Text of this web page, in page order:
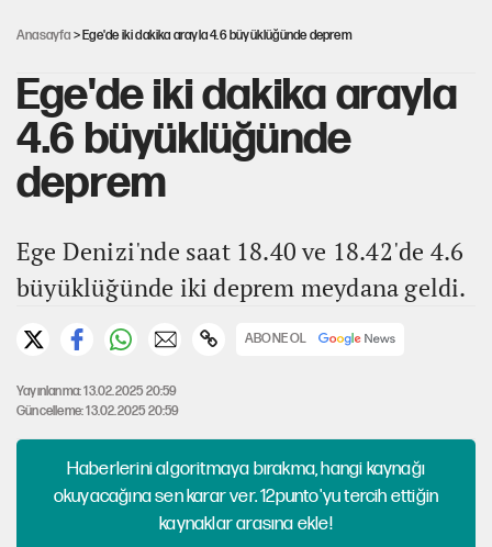
Anasayfa > Ege'de iki dakika arayla 4.6 büyüklüğünde deprem
Ege'de iki dakika arayla
4.6 büyüklüğünde
deprem
Ege Denizi'nde saat 18.40 ve 18.42'de 4.6
büyüklüğünde iki deprem meydana geldi.
ABONE OL
Yayınlanma: 13.02.2025 20:59
Güncelleme: 13.02.2025 20:59
Haberlerini algoritmaya bırakma, hangi kaynağı
okuyacağına sen karar ver. 12punto'yu tercih ettiğin
kaynaklar arasına ekle!